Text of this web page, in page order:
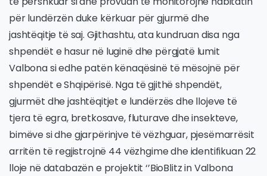
për lundërzën duke kërkuar për gjurmë dhe
jashtëqitje të saj. Gjithashtu, ata kundruan disa nga
shpendët e hasur në luginë dhe përgjatë lumit
Valbona si edhe patën kënaqësinë të mësojnë për
shpendët e Shqipërisë. Nga të gjithë shpendët,
gjurmët dhe jashtëqitjet e lundërzës dhe llojeve të
tjera të egra, bretkosave, fluturave dhe insekteve,
bimëve si dhe gjarpërinjve të vëzhguar, pjesëmarrësit
arritën të regjistrojnë 44 vëzhgime dhe identifikuan 22
lloje në databazën e projektit ‘’BioBlitz in Valbona